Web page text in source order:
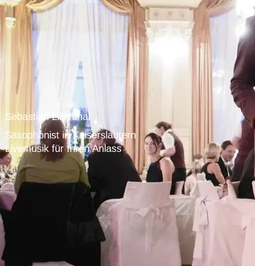
Sebastian Lilienthal
Saxophonist in Kaiserslautern
Livemusik für Ihren Anlass